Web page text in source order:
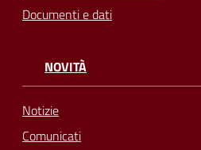
Documenti e dati
NOVITÀ
Notizie
Comunicati